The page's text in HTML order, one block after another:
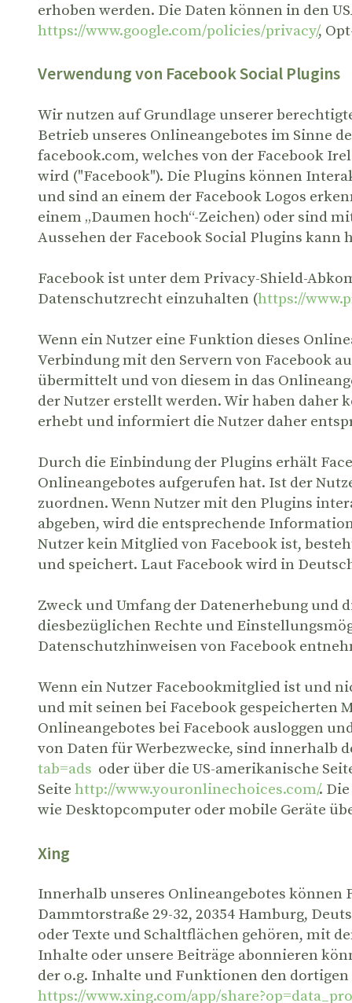
erhoben werden. Die Daten können in den
https://www.google.com/policies/privacy/,
Verwendung von Facebook Social Plugins
Wir nutzen auf Grundlage unserer
Betrieb unseres Onlineangebotes im Sinne
facebook.com, welches von der Facebook
wird ("Facebook"). Die Plugins können
und sind an einem der Facebook Logos
einem „Daumen hoch“-Zeichen) oder sind
Aussehen der Facebook Social Plugins kann
Facebook ist unter dem Privacy-Shield-
Datenschutzrecht einzuhalten (https://
Wenn ein Nutzer eine Funktion dieses
Verbindung mit den Servern von Facebook
übermittelt und von diesem in das
der Nutzer erstellt werden. Wir haben daher
erhebt und informiert die Nutzer daher
Durch die Einbindung der Plugins erhält
Onlineangebotes aufgerufen hat. Ist der
zuordnen. Wenn Nutzer mit den Plugins
abgeben, wird die entsprechende
Nutzer kein Mitglied von Facebook ist,
und speichert. Laut Facebook wird in
Zweck und Umfang der Datenerhebung und
diesbezüglichen Rechte und
Datenschutzhinweisen von Facebook
Wenn ein Nutzer Facebookmitglied ist und
und mit seinen bei Facebook gespeicherten
Onlineangebotes bei Facebook ausloggen
von Daten für Werbezwecke, sind
tab=ads oder über die US-amerikanische
Seite http://www.youronlinechoices.com/.
wie Desktopcomputer oder mobile Geräte
Xing
Innerhalb unseres Onlineangebotes können
Dammtorstraße 29-32, 20354 Hamburg,
oder Texte und Schaltflächen gehören, mit
Inhalte oder unsere Beiträge abonnieren
der o.g. Inhalte und Funktionen den
https://www.xing.com/app/